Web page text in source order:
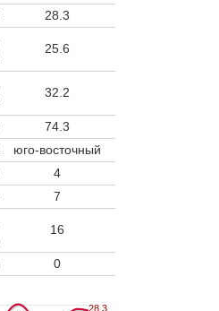
28.3
25.6
32.2
74.3
юго-восточный
4
7
16
0
28.3
28.3